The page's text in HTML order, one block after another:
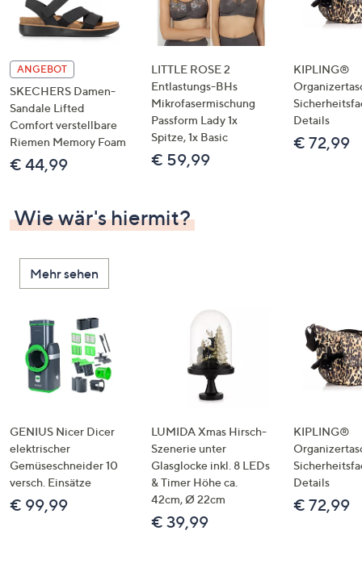
ANGEBOT
SKECHERS Damen-
Sandale Lifted
Comfort verstellbare
Riemen Memory Foam
€ 44,99
LITTLE ROSE 2
Entlastungs-BHs
Mikrofasermischung
Passform Lady 1x
Spitze, 1x Basic
€ 59,99
KIPLING®
Details
€ 72,99
Wie wär's hiermit?
Mehr sehen
GENIUS Nicer Dicer
elektrischer
Gemüseschneider 10
versch. Einsätze
€ 99,99
LUMIDA Xmas Hirsch-
Szenerie unter
Glasglocke inkl. 8 LEDs
& Timer Höhe ca.
42cm, Ø 22cm
€ 39,99
KIPLING®
Details
€ 72,99